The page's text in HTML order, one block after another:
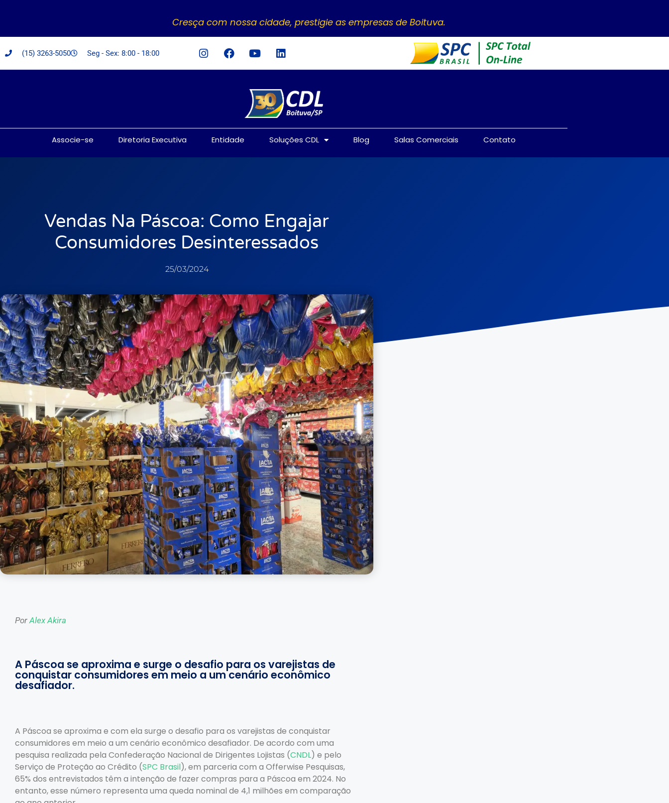
Cresça com nossa cidade, prestigie as empresas de Boituva.
(15) 3263-5050 Seg - Sex: 8:00 - 18:00
Associe-se Diretoria Executiva Entidade Soluções CDL Blog Salas Comerciais Contato
Vendas Na Páscoa: Como Engajar
Consumidores Desinteressados
25/03/2024
Por Alex Akira
A Páscoa se aproxima e surge o desafio para os varejistas de
conquistar consumidores em meio a um cenário econômico
desafiador.
A Páscoa se aproxima e com ela surge o desafio para os varejistas de conquistar
consumidores em meio a um cenário econômico desafiador. De acordo com uma
pesquisa realizada pela Confederação Nacional de Dirigentes Lojistas (CNDL) e pelo
Serviço de Proteção ao Crédito (SPC Brasil), em parceria com a Offerwise Pesquisas,
65% dos entrevistados têm a intenção de fazer compras para a Páscoa em 2024. No
entanto, esse número representa uma queda nominal de 4,1 milhões em comparação